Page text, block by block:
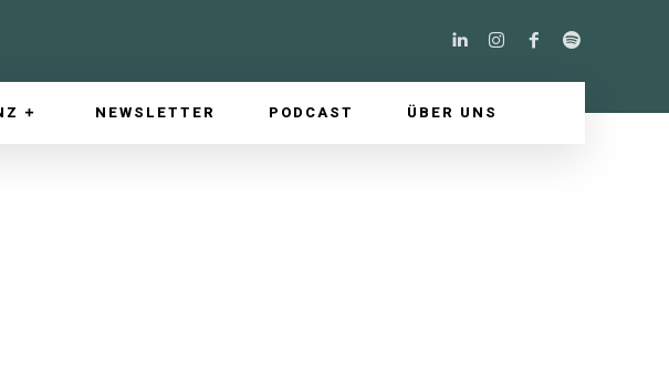
NEWSLETTER PODCAST ÜBER UNS